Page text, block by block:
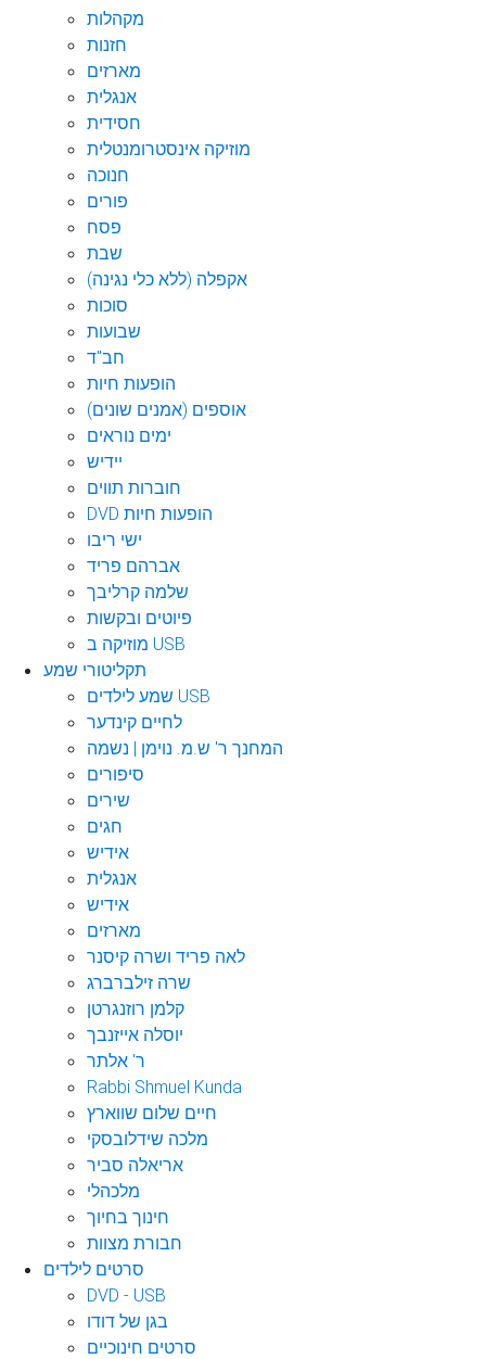
מקהלות
חזנות
מארזים
אנגלית
חסידית
מוזיקה אינסטרומנטלית
חנוכה
פורים
פסח
שבת
אקפלה (ללא כלי נגינה)
סוכות
שבועות
חב"ד
הופעות חיות
אוספים (אמנים שונים)
ימים נוראים
יידיש
חוברות תווים
DVD הופעות חיות
ישי ריבו
אברהם פריד
שלמה קרליבך
פיוטים ובקשות
מוזיקה ב USB
תקליטורי שמע
שמע לילדים USB
לחיים קינדער
המחנך ר' ש.מ. נוימן | נשמה
סיפורים
שירים
חגים
אידיש
אנגלית
אידיש
מארזים
לאה פריד ושרה קיסנר
שרה זילברברג
קלמן רוזנגרטן
יוסלה אייזנבך
ר' אלתר
Rabbi Shmuel Kunda
חיים שלום שווארץ
מלכה שידלובסקי
אריאלה סביר
מלכהלי
חינוך בחיוך
חבורת מצוות
סרטים לילדים
DVD - USB
בגן של דודו
סרטים חינוכיים